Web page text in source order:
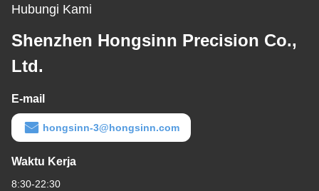
Hubungi Kami
Shenzhen Hongsinn Precision Co.,
Ltd.
E-mail
hongsinn-3@hongsinn.com
Waktu Kerja
8:30-22:30